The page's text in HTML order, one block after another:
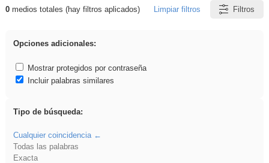
Resultados de: ies_galileo_galilei
0medios totales (hay filtros aplicados) Limpiar filtros Filtros
Opciones adicionales:
Mostrar protegidos por contraseña
Incluir palabras similares
Tipo de búsqueda:
Cualquier coincidencia
Todas las palabras
Exacta